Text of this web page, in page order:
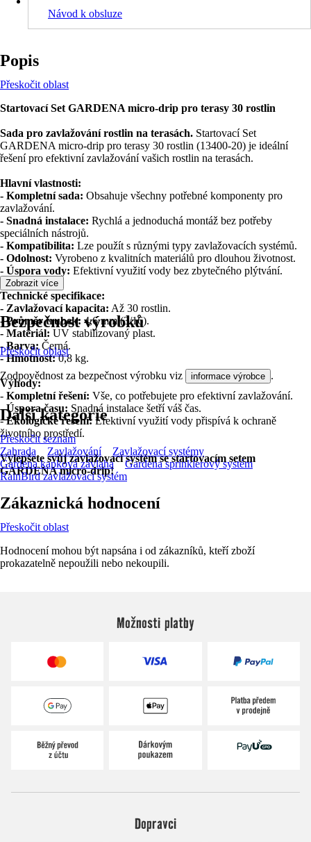
Návod k obsluze
Popis
Přeskočit oblast
Startovací Set GARDENA micro-drip pro terasy 30 rostlin
Sada pro zavlažování rostlin na terasách. Startovací Set
GARDENA micro-drip pro terasy 30 rostlin (13400-20) je ideální
řešení pro efektivní zavlažování vašich rostlin na terasách.
Hlavní vlastnosti:
- Kompletní sada: Obsahuje všechny potřebné komponenty pro
zavlažování.
- Snadná instalace: Rychlá a jednoduchá montáž bez potřeby
speciálních nástrojů.
- Kompatibilita: Lze použít s různými typy zavlažovacích systémů.
- Odolnost: Vyrobeno z kvalitních materiálů pro dlouhou životnost.
- Úspora vody: Efektivní využití vody bez zbytečného plýtvání.
Technické specifikace:
- Zavlažovací kapacita: Až 30 rostlin.
- Průměr trubek: 4,6 mm (3/16).
- Materiál: UV stabilizovaný plast.
- Barva:Černá.
- Hmotnost:0,8 kg.
Výhody:
- Kompletní řešení: Vše, co potřebujete pro efektivní zavlažování.
-Úspora času: Snadná instalace šetří váš čas.
-Ekologické řešení:Efektivní využití vody přispívá k ochraně
životního prostředí.
Vylepšete svůj zavlažovací systém se startovacím setem
GARDENA micro-drip!
Zobrazit více
Bezpečnost výrobků
Přeskočit oblast
Zodpovědnost za bezpečnost výrobku viz informace výrobce .
Další kategorie
Přeskočit seznam
Zahrada
Zavlažování
Zavlažovací systémy
Gardena kapková závlaha
Gardena sprinklerový systém
RainBird zavlažovací systém
Zákaznická hodnocení
Přeskočit oblast
Hodnocení mohou být napsána i od zákazníků, kteří zboží
prokazatelně nepoužili nebo nekoupili.
Možnosti platby
Dopravci